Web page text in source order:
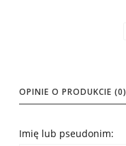
OPINIE O PRODUKCIE (0)
Imię lub pseudonim: